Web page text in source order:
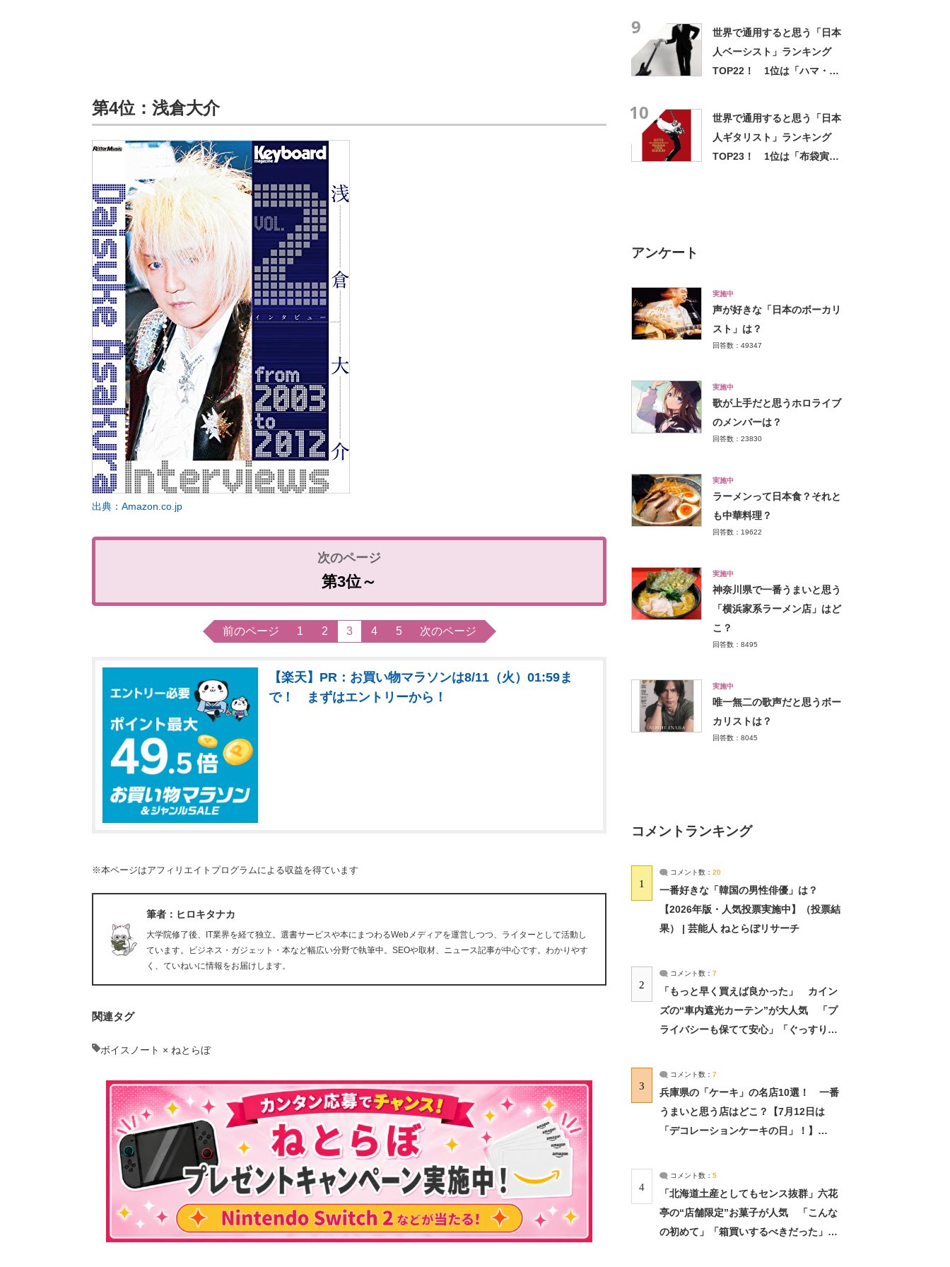
第4位：浅倉大介
出典：Amazon.co.jp
第3位～
前のページ 1 2 3 4 5 次のページ
【楽天】PR：お買い物マラソンは8/11（火）01:59ま
で！ まずはエントリーから！
※本ページはアフィリエイトプログラムによる収益を得ています
筆者：ヒロキタナカ
大学院修了後、IT業界を経て独立。選書サービスや本にまつわるWebメディアを運営しつつ、ライターとして活動し
ています。ビジネス・ガジェット・本など幅広い分野で執筆中。SEOや取材、ニュース記事が中心です。わかりやす
く、ていねいに情報をお届けします。
関連タグ
ボイスノート × ねとらぼ
9
世界で通用すると思う「日本
人ベーシスト」ランキング
TOP22！ 1位は「ハマ・オ
10
世界で通用すると思う「日本
人ギタリスト」ランキング
TOP23！ 1位は「布袋寅
アンケート
実施中
声が好きな「日本のボーカリ
スト」は？
回答数：49347
実施中
歌が上手だと思うホロライブ
のメンバーは？
回答数：23830
実施中
ラーメンって日本食？それと
も中華料理？
回答数：19622
実施中
神奈川県で一番うまいと思う
「横浜家系ラーメン店」はど
こ？
回答数：8495
実施中
唯一無二の歌声だと思うボー
カリストは？
回答数：8045
コメントランキング
1
コメント数： 20
一番好きな「韓国の男性俳優」は？
【2026年版・人気投票実施中】（投票結
果） | 芸能人 ねとらぼリサーチ
2
コメント数： 7
「もっと早く買えば良かった」 カイン
ズの“車内遮光カーテン”が大人気 「プ
ライバシーも保てて安心」「ぐっすり眠
3
コメント数： 7
兵庫県の「ケーキ」の名店10選！ 一番
うまいと思う店はどこ？【7月12日は
「デコレーションケーキの日」！】
4
コメント数： 5
「北海道土産としてもセンス抜群」六花
亭の“店舗限定”お菓子が人気 「こんな
の初めて」「箱買いするべきだった」